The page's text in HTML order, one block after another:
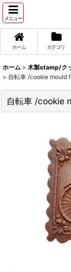
メニュー
ホーム カテゴリ
ホーム > 木製stamp/ク
> 自転車 /cookie mould
自転車 /cookie